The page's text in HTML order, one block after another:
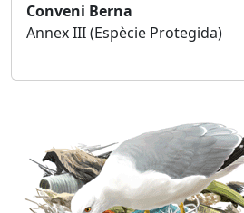
Conveni Berna
Annex III (Espècie Protegida)